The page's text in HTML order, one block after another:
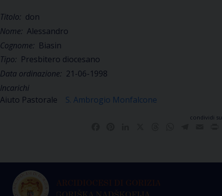
Titolo: don
Nome: Alessandro
Cognome: Biasin
Tipo: Presbitero diocesano
Data ordinazione: 21-06-1998
Incarichi
Aiuto Pastorale
S. Ambrogio Monfalcone
condividi su